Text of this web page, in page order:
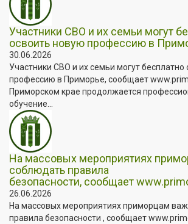
Участники СВО и их семьи могут
освоить новую профессию в
30.06.2026
Участники СВО и их семьи могут бесплатно
профессию в Приморье, сообщает
Приморском крае продолжается
обучение...
На массовых мероприятиях
соблюдать правила
безопасности, сообщает
26.06.2026
На массовых мероприятиях приморцам
правила безопасности , сообщает